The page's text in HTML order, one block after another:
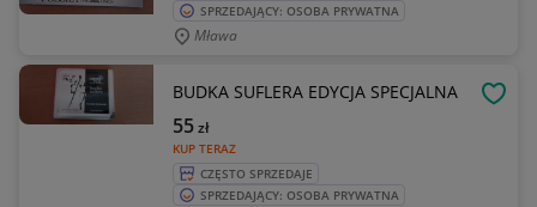
SPRZEDAJĄCY: OSOBA PRYWATNA
Mława
BUDKA SUFLERA EDYCJA SPECJALNA
KUP TERAZ
55zł
CZĘSTO SPRZEDAJE
SPRZEDAJĄCY: OSOBA PRYWATNA